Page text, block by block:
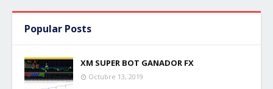
Popular Posts
XM SUPER BOT GANADOR FX
Octubre 13, 2019